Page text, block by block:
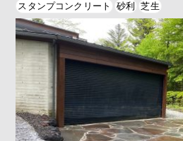
スタンプコンクリート 砂利 芝生